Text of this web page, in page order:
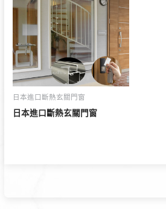
日本進口斷熱玄關門窗
日本進口斷熱玄關門窗